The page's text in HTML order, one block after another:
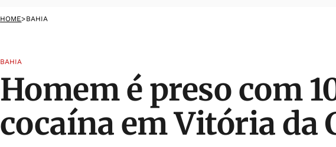
HOME>BAHIA
BAHIA
Homem é preso com
cocaína em Vitória da